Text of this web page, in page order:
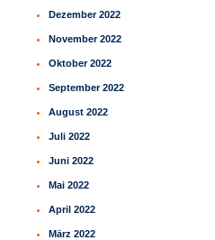
Dezember 2022
November 2022
Oktober 2022
September 2022
August 2022
Juli 2022
Juni 2022
Mai 2022
April 2022
März 2022